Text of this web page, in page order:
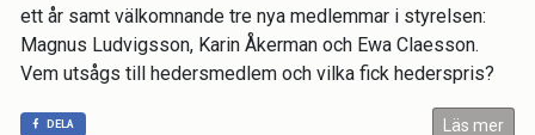
ett år samt välkomnande tre nya medlemmar i styrelsen:
Magnus Ludvigsson, Karin Åkerman och Ewa Claesson.
Vem utsågs till hedersmedlem och vilka fick hederspris?
DELA Läs mer